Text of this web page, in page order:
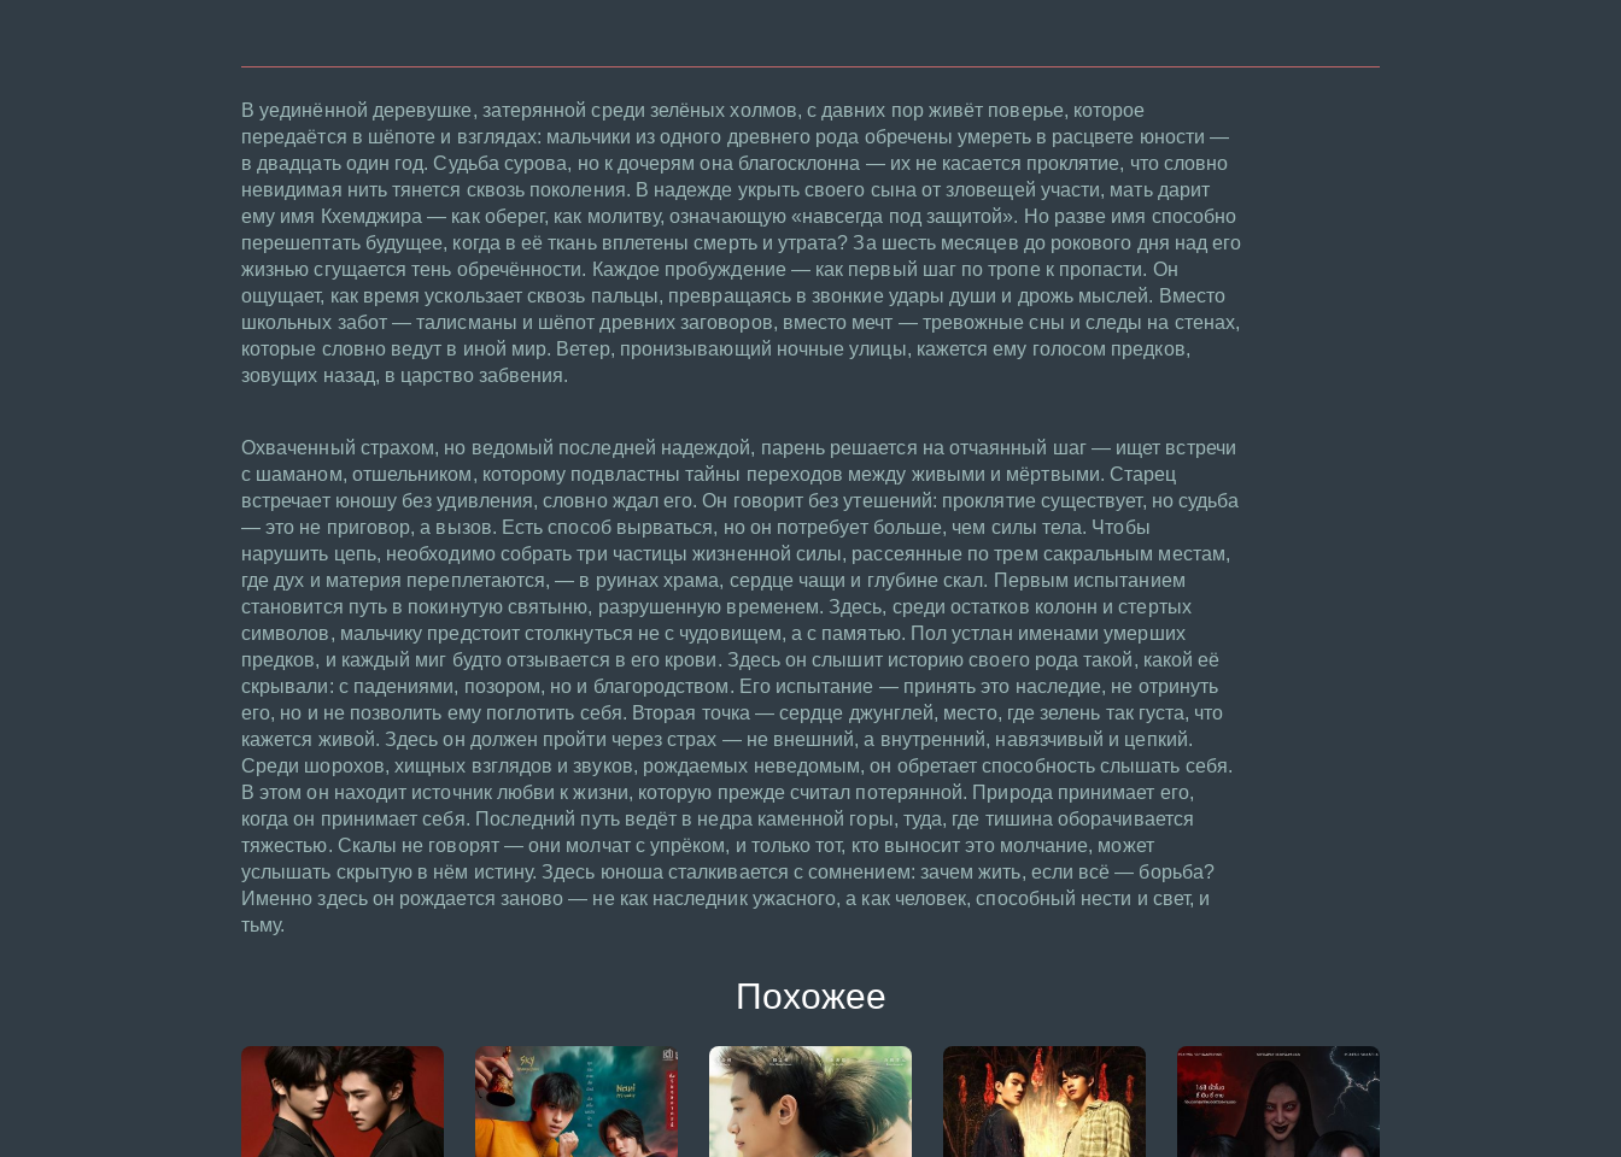
В уединённой деревушке, затерянной среди зелёных холмов, с давних пор живёт поверье, которое
передаётся в шёпоте и взглядах: мальчики из одного древнего рода обречены умереть в расцвете юности —
в двадцать один год. Судьба сурова, но к дочерям она благосклонна — их не касается проклятие, что словно
невидимая нить тянется сквозь поколения. В надежде укрыть своего сына от зловещей участи, мать дарит
ему имя Кхемджира — как оберег, как молитву, означающую «навсегда под защитой». Но разве имя способно
перешептать будущее, когда в её ткань вплетены смерть и утрата? За шесть месяцев до рокового дня над его
жизнью сгущается тень обречённости. Каждое пробуждение — как первый шаг по тропе к пропасти. Он
ощущает, как время ускользает сквозь пальцы, превращаясь в звонкие удары души и дрожь мыслей. Вместо
школьных забот — талисманы и шёпот древних заговоров, вместо мечт — тревожные сны и следы на стенах,
которые словно ведут в иной мир. Ветер, пронизывающий ночные улицы, кажется ему голосом предков,
зовущих назад, в царство забвения.
Охваченный страхом, но ведомый последней надеждой, парень решается на отчаянный шаг — ищет встречи
с шаманом, отшельником, которому подвластны тайны переходов между живыми и мёртвыми. Старец
встречает юношу без удивления, словно ждал его. Он говорит без утешений: проклятие существует, но судьба
— это не приговор, а вызов. Есть способ вырваться, но он потребует больше, чем силы тела. Чтобы
нарушить цепь, необходимо собрать три частицы жизненной силы, рассеянные по трем сакральным местам,
где дух и материя переплетаются, — в руинах храма, сердце чащи и глубине скал. Первым испытанием
становится путь в покинутую святыню, разрушенную временем. Здесь, среди остатков колонн и стертых
символов, мальчику предстоит столкнуться не с чудовищем, а с памятью. Пол устлан именами умерших
предков, и каждый миг будто отзывается в его крови. Здесь он слышит историю своего рода такой, какой её
скрывали: с падениями, позором, но и благородством. Его испытание — принять это наследие, не отринуть
его, но и не позволить ему поглотить себя. Вторая точка — сердце джунглей, место, где зелень так густа, что
кажется живой. Здесь он должен пройти через страх — не внешний, а внутренний, навязчивый и цепкий.
Среди шорохов, хищных взглядов и звуков, рождаемых неведомым, он обретает способность слышать себя.
В этом он находит источник любви к жизни, которую прежде считал потерянной. Природа принимает его,
когда он принимает себя. Последний путь ведёт в недра каменной горы, туда, где тишина оборачивается
тяжестью. Скалы не говорят — они молчат с упрёком, и только тот, кто выносит это молчание, может
услышать скрытую в нём истину. Здесь юноша сталкивается с сомнением: зачем жить, если всё — борьба?
Именно здесь он рождается заново — не как наследник ужасного, а как человек, способный нести и свет, и
тьму.
Похожее